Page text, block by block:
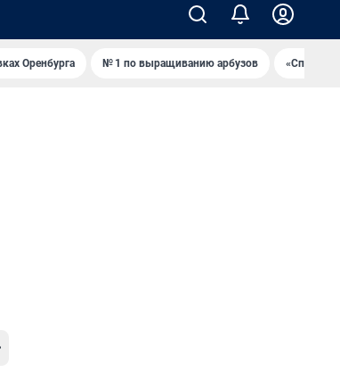
Оренбурга № 1 по выращиванию арбузов